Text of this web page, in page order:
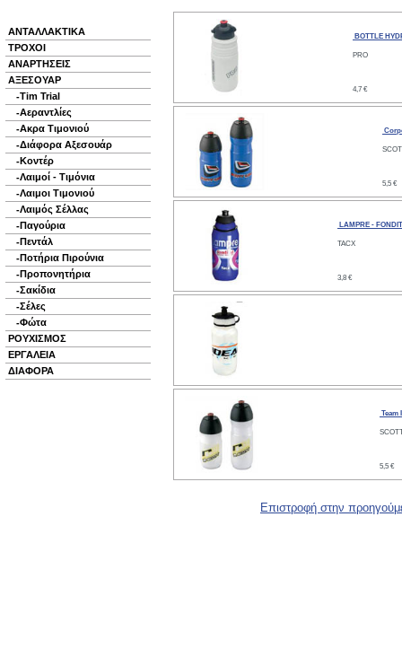
ΑΝΤΑΛΛΑΚΤΙΚΑ
ΤΡΟΧΟΙ
ΑΝΑΡΤΗΣΕΙΣ
ΑΞΕΣΟΥΑΡ
-Tim Trial
-Αεραντλίες
-Ακρα Τιμονιού
-Διάφορα Αξεσουάρ
-Κοντέρ
-Λαιμoί - Τιμόνια
-Λαιμοι Τιμονιού
-Λαιμός Σέλλας
-Παγούρια
-Πεντάλ
-Ποτήρια Πιρούνια
-Προπονητήρια
-Σακίδια
-Σέλες
-Φώτα
ΡΟΥΧΙΣΜΟΣ
ΕΡΓΑΛΕΙΑ
ΔΙΑΦΟΡΑ
BOTTLE
PRO
4,7 €
5,5 €
LAMPRE -
TACX
3,8 €
Team
5,5 €
Επιστροφή στην